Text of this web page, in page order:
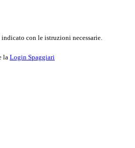
con le istruzioni necessarie.
la Login Spaggiari